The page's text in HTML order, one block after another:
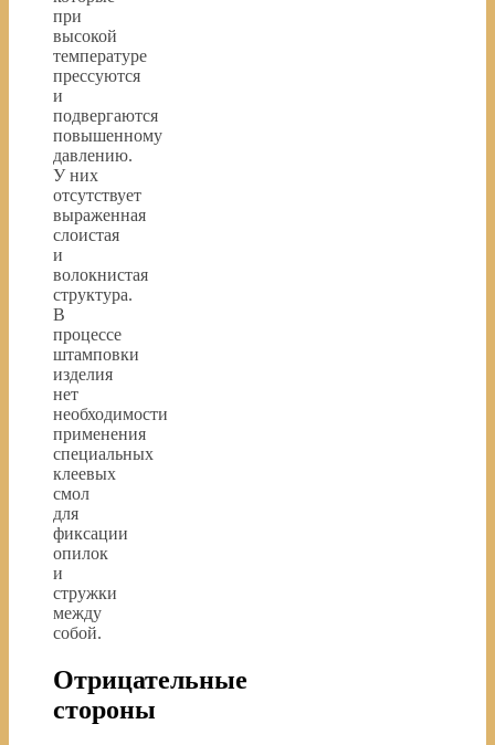
при
высокой
температуре
прессуются
и
подвергаются
повышенному
давлению.
У них
отсутствует
выраженная
слоистая
и
волокнистая
структура.
В
процессе
штамповки
изделия
нет
необходимости
применения
специальных
клеевых
смол
для
фиксации
опилок
и
стружки
между
собой.
Отрицательные
стороны